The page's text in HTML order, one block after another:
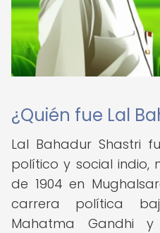
¿Quién fue Lal
Lal Bahadur Shastri
político y social indio,
de 1904 en
carrera política
Mahatma Gandhi